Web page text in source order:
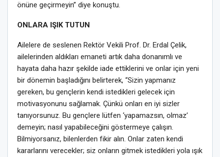
önüne geçirmeyin” diye konuştu.
ONLARA IŞIK TUTUN
Ailelere de seslenen Rektör Vekili Prof. Dr. Erdal Çelik,
ailelerinden aldıkları emaneti artık daha donanımlı ve
hayata daha hazır şekilde iade ettiklerini ve onlar için yeni
bir dönemin başladığını belirterek, “Sizin yapmanız
gereken, bu gençlerin kendi istedikleri gelecek için
motivasyonunu sağlamak. Çünkü onları en iyi sizler
tanıyorsunuz. Bu gençlere lütfen ‘yapamazsın, olmaz’
demeyin; nasıl yapabileceğini göstermeye çalışın.
Bilmiyorsanız, bilenlerden fikir alın. Onlar zaten kendi
kararlarını verecekler; siz onların gitmek istedikleri yola ışık